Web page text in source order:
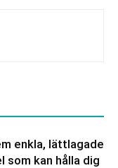
enkla, lättlagade
kan hålla dig